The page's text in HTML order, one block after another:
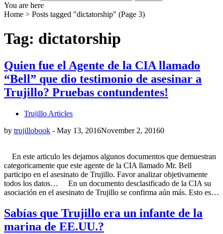
You are here
Home > Posts tagged "dictatorship" (Page 3)
Tag: dictatorship
Quien fue el Agente de la CIA llamado
“Bell” que dio testimonio de asesinar a
Trujillo? Pruebas contundentes!
Trujillo Articles
by trujillobook - May 13, 2016November 2, 20160
En este articulo les dejamos algunos documentos que demuestran
categoricamente que este agente de la CIA llamado Mr. Bell
participo en el asesinato de Trujillo. Favor analizar objetivamente
todos los datos… En un documento desclasificado de la CIA su
asociación en el asesinato de Trujillo se confirma aún más. Esto es…
Sabías que Trujillo era un infante de la
marina de EE.UU.?